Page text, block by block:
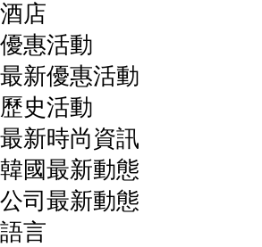
酒店
優惠活動
最新優惠活動
歷史活動
最新時尚資訊
韓國最新動態
公司最新動態
語言